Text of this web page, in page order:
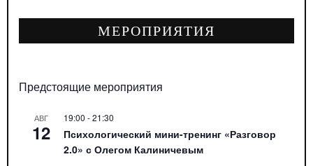
МЕРОПРИЯТИЯ
Предстоящие мероприятия
АВГ
12
19:00 -21:30
Психологический мини-тренинг «Разговор
2.0» с Олегом Калиничевым